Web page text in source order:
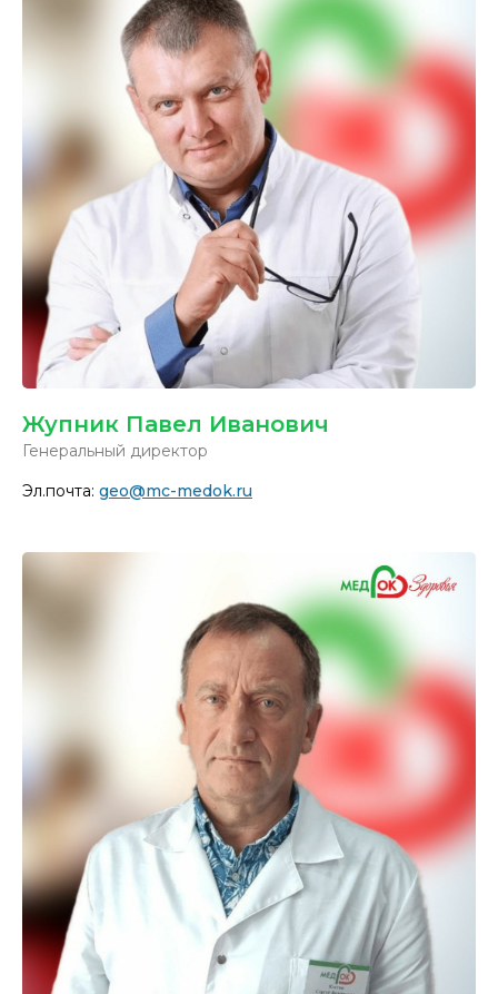
Жупник Павел Иванович
Генеральный директор
Эл.почта: geo@mc-medok.ru